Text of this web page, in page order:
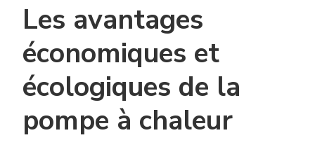
Les avantages
économiques et
écologiques de la
pompe à chaleur